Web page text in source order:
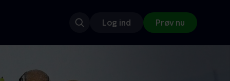
Log ind Prøv nu